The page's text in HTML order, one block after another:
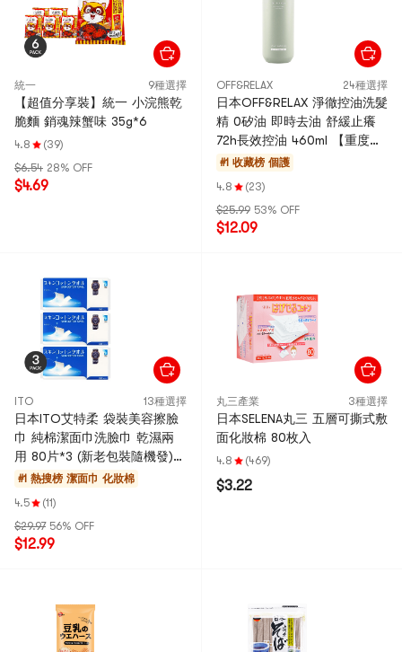
統一 9種選擇
【超值分享裝】統一 小浣熊乾
脆麵 銷魂辣蟹味 35g*6
4.8
(39)
$6.54 28% OFF
$4.69
OFF&RELAX 24種選擇
日本OFF&RELAX 淨徹控油洗髮
精 0矽油 即時去油 舒緩止癢
72h長效控油 460ml 【重度油
頭必入】
#1 收藏榜個護
4.8
(23)
$25.99 53% OFF
$12.09
ITO 13種選擇
日本ITO艾特柔 袋裝美容擦臉
巾 純棉潔面巾洗臉巾 乾濕兩
用 80片*3 (新老包裝隨機發)
【超值裝】
#1 熱搜榜 潔面巾 化妝棉
4.5
(11)
$29.97 56% OFF
$12.99
丸三產業 3種選擇
日本SELENA丸三 五層可撕式敷
面化妝棉 80枚入
4.8 (469)
$3.22